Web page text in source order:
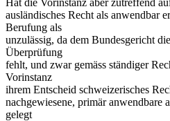
ausländisches Recht als anwendbar
Berufung als
unzulässig, da dem Bundesgericht
Überprüfung
fehlt, und zwar gemäss ständiger
Vorinstanz
ihrem Entscheid schweizerisches
nachgewiesene, primär anwendbare
gelegt